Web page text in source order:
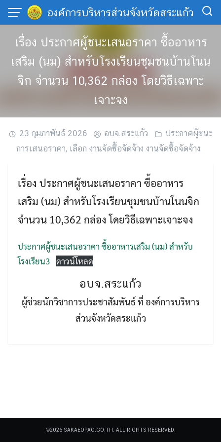
Skip
content
องค์การบริหารส่วนจังหวัดสระแก้ว
Search
for:
Search
เรื่อง ประกาศผู้ชนะเสนอราคา ซื้ออาหาร
เสริม (นม) สำหรับโรงเรียนชุมชนบ้านโนน
จิก จำนวน 10,362 กล่อง โดยวิธีเฉพาะ
เจาะจง
23 กุมภาพันธ์ 2026 อบจ.สระแก้ว
ประกาศผู้ชนะ
การเสนอราคา, เลือก งานจัดซื้อจัดจ้าง งานจัดซื้อจัดจ้าง
เรื่อง ประกาศผู้ชนะเสนอราคา ซื้ออาหาร
เสริม (นม) สำหรับโรงเรียนชุมชนบ้านโนนจิก
จำนวน 10,362 กล่อง โดยวิธีเฉพาะเจาะจง
ประกาศผู้ชนะเสนอราคา ซื้ออาหารเสริม (นม) สำหรับ
โรงเรียน3 ดาวน์โหลด
อบจ.สระแก้ว
ผู้ช่วยนักวิชาการประชาสัมพันธ์ ที่ องค์การบริหาร
ส่วนจังหวัดสระแก้ว
©2026 SAKAEOPAO.GO.TH. ALL RIGHTS RESERVED.